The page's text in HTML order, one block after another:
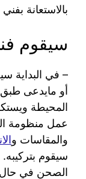
بالاستعانة
سيقوم
– في البداية
أو مايدعى طبق
المحيطة
عمل منظومة
والمقاسات و
سيقوم
الصحن في حال